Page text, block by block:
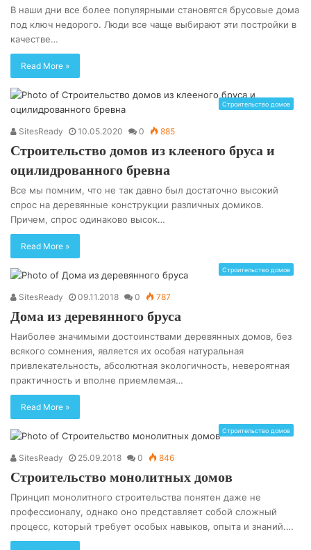
В наши дни все более популярными становятся брусовые дома
под ключ недорого. Люди все чаще выбирают эти постройки в
качестве…
Read More »
Строительство домов
SitesReady 10.05.2020 0 885
Строительство домов из клееного бруса и
оцилидрованного бревна
Все мы помним, что не так давно был достаточно высокий
спрос на деревянные конструкции различных домиков.
Причем, спрос одинаково высок…
Read More »
Строительство домов
SitesReady 09.11.2018 0 787
Дома из деревянного бруса
Наиболее значимыми достоинствами деревянных домов, без
всякого сомнения, является их особая натуральная
привлекательность, абсолютная экологичность, невероятная
практичность и вполне приемлемая…
Read More »
Строительство домов
SitesReady 25.09.2018 0 846
Строительство монолитных домов
Принцип монолитного строительства понятен даже не
профессионалу, однако оно представляет собой сложный
процесс, который требует особых навыков, опыта и знаний.…